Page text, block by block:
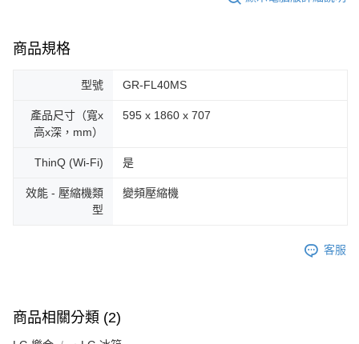
商品規格
型號 GR-FL40MS
產品尺寸（寬x
高x深，mm）
595 x 1860 x 707
ThinQ (Wi-Fi) 是
效能 - 壓縮機類
型
變頻壓縮機
客服
商品相關分類 (2)